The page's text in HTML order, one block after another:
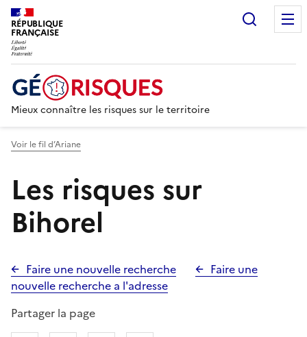
RÉPUBLIQUE
FRANÇAISE
Mieux connaître les risques sur le territoire
Voir le fil d’Ariane
Les risques sur
Bihorel
Faire une nouvelle recherche
Faire une
nouvelle recherche a l'adresse
Partager la page